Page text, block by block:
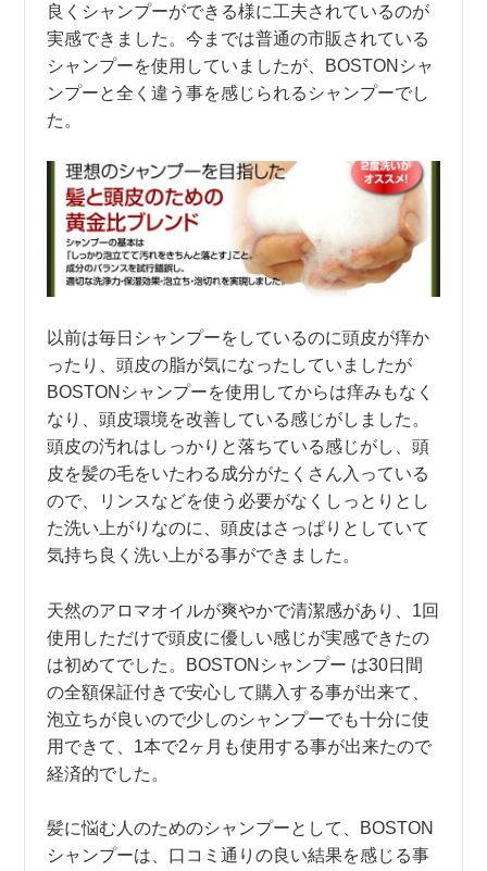
良くシャンプーができる様に工夫されているのが
実感できました。今までは普通の市販されている
シャンプーを使用していましたが、BOSTONシャ
ンプーと全く違う事を感じられるシャンプーでし
た。
以前は毎日シャンプーをしているのに頭皮が痒か
ったり、頭皮の脂が気になったしていましたが
BOSTONシャンプーを使用してからは痒みもなく
なり、頭皮環境を改善している感じがしました。
頭皮の汚れはしっかりと落ちている感じがし、頭
皮を髪の毛をいたわる成分がたくさん入っている
ので、リンスなどを使う必要がなくしっとりとし
た洗い上がりなのに、頭皮はさっぱりとしていて
気持ち良く洗い上がる事ができました。
天然のアロマオイルが爽やかで清潔感があり、1回
使用しただけで頭皮に優しい感じが実感できたの
は初めてでした。BOSTONシャンプー は30日間
の全額保証付きで安心して購入する事が出来て、
泡立ちが良いので少しのシャンプーでも十分に使
用できて、1本で2ヶ月も使用する事が出来たので
経済的でした。
髪に悩む人のためのシャンプーとして、BOSTON
シャンプーは、口コミ通りの良い結果を感じる事